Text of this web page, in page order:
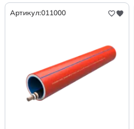
Артикул:011000